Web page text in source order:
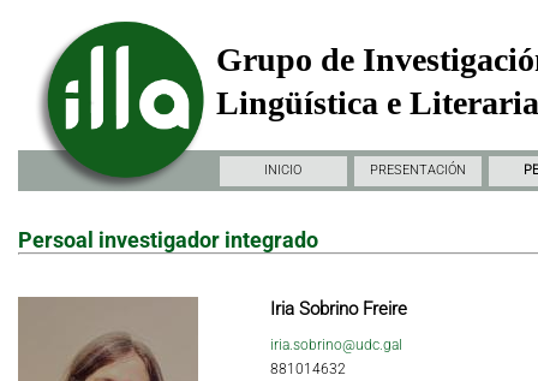
Grupo de
Lingüística e
INICIO PRESENTACIÓN
Persoal investigador integrado
Iria Sobrino Freire
iria.sobrino@udc.gal
881014632